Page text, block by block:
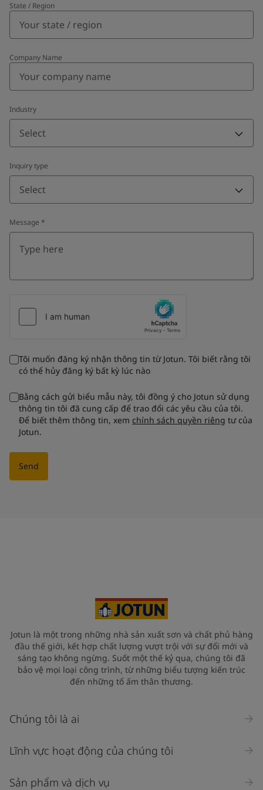
State / Region
Company Name
Industry
Select
Inquiry type
Select
Message *
Tôi muốn đăng ký nhận thông tin từ Jotun. Tôi biết rằng tôi
có thể hủy đăng ký bất kỳ lúc nào
Bằng cách gửi biểu mẫu này, tôi đồng ý cho Jotun sử dụng
thông tin tôi đã cung cấp để trao đổi các yêu cầu của tôi.
Để biết thêm thông tin, xem chính sách quyền riêng tư của
Jotun.
Send
Jotun là một trong những nhà sản xuất sơn và chất phủ hàng
đầu thế giới, kết hợp chất lượng vượt trội với sự đổi mới và
sáng tạo không ngừng. Suốt một thế kỷ qua, chúng tôi đã
bảo vệ mọi loại công trình, từ những biểu tượng kiến trúc
đến những tổ ấm thân thương.
Chúng tôi là ai
Lĩnh vực hoạt động của chúng tôi
Sản phẩm và dịch vụ